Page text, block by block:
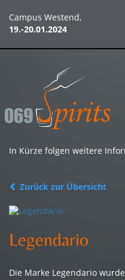
Campus Westend,
19.-20.01.2024
In Kürze folgen weitere
Zurück zur Übersicht
Legendario
Die Marke Legendario